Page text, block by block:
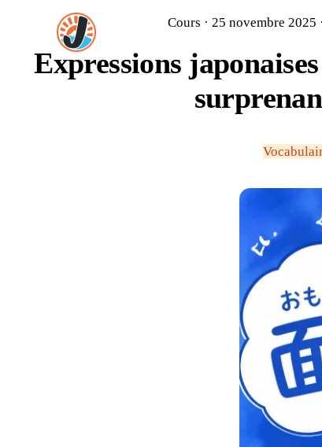
Cours · 25 novembre 2025
Expressions